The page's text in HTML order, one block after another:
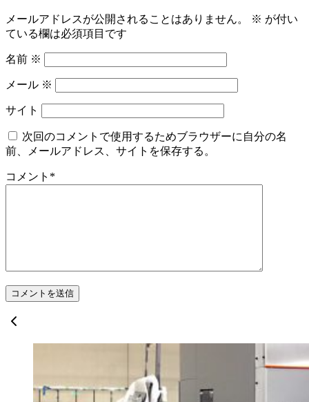
メールアドレスが公開されることはありません。 ※ が付い
ている欄は必須項目です
名前 ※
メール ※
サイト
次回のコメントで使用するためブラウザーに自分の名
前、メールアドレス、サイトを保存する。
コメント *